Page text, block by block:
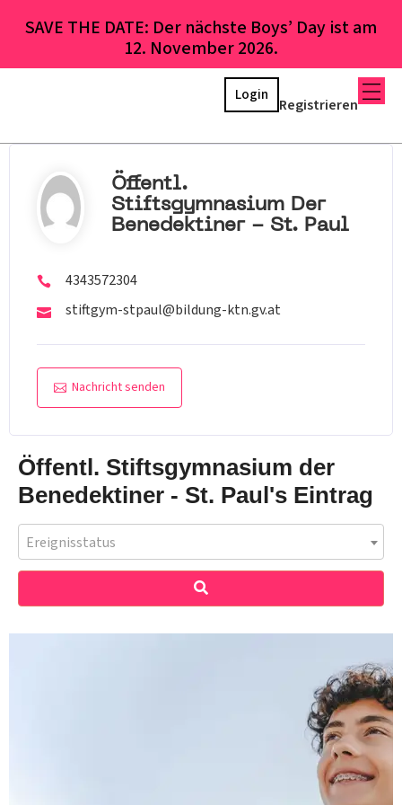
SAVE THE DATE: Der nächste Boys’ Day ist am
12. November 2026.
Registrieren
Login
Öffentl.
Stiftsgymnasium Der
Benedektiner - St. Paul
4343572304
stiftgym-stpaul@bildung-ktn.gv.at
Nachricht senden
Öffentl. Stiftsgymnasium der
Benedektiner - St. Paul's Eintrag
Ereignisstatus